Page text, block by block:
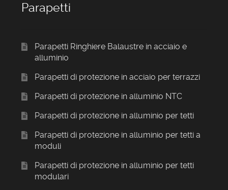
Parapetti
Parapetti Ringhiere Balaustre in acciaio e
alluminio
Parapetti di protezione in acciaio per terrazzi
Parapetti di protezione in alluminio NTC
Parapetti di protezione in alluminio per tetti
Parapetti di protezione in alluminio per tetti a
moduli
Parapetti di protezione in alluminio per tetti
modulari